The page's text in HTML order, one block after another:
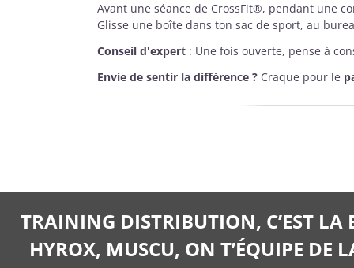
Avant une séance de CrossFit®, pendant une
Glisse une boîte dans ton sac de sport, au
Conseil d'expert : Une fois ouverte, pense à
Envie de sentir la différence ? Craque pour le
TRAINING DISTRIBUTION, C’EST
HYROX, MUSCU, ON T’ÉQUIPE DE